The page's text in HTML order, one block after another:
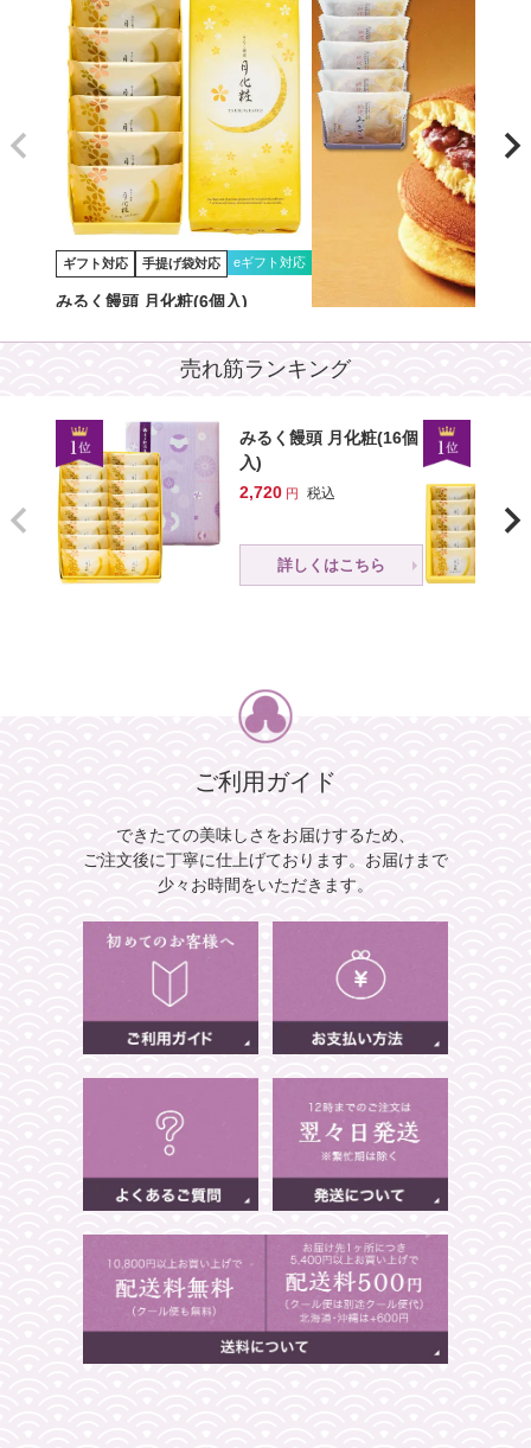
ギフト対応 手提げ袋対応 eギフト対応
みるく饅頭 月化粧(6個入)
詳しくはこちら
朝焼みかさ(5個入)
詳しくはこちら
売れ筋ランキング
みるく饅頭 月化粧(16個
入)
2,720
税込
詳しくはこちら
ご利用ガイド
できたての美味しさをお届けするため、
ご注文後に丁寧に仕上げております。 お届けまで
少々お時間をいただきます。